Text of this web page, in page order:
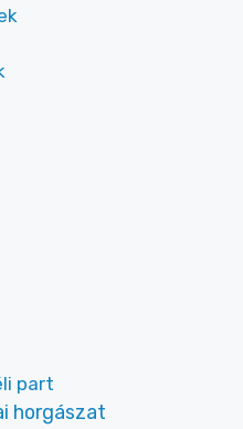
part
horgászat